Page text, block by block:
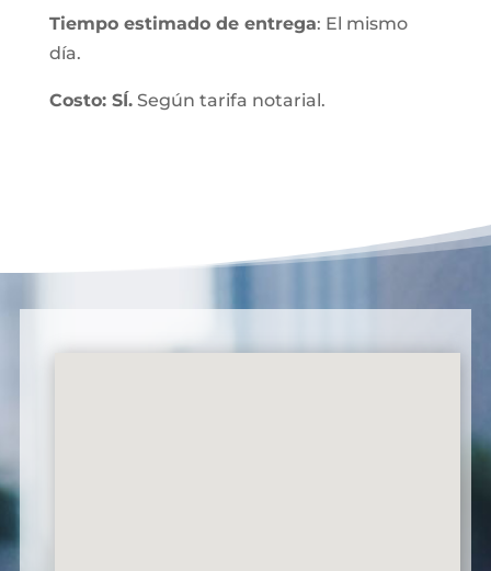
Tiempo estimado de entrega: El mismo
día.
Costo: SÍ.Según tarifa notarial.